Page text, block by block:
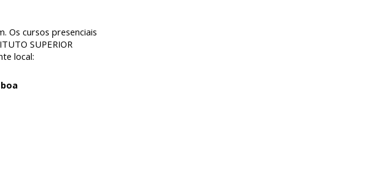
Os cursos presenciais
SUPERIOR
local: